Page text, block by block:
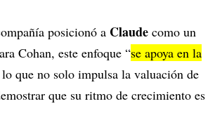
posicionó a Claude como un
Cohan, este enfoque “se apoya en la
que no solo impulsa la valuación de
que su ritmo de crecimiento es